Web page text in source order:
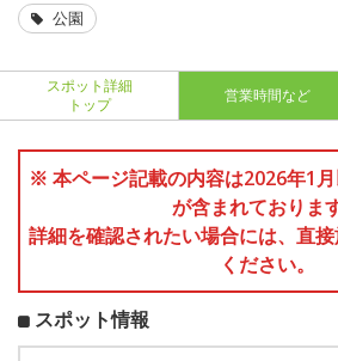
公園
スポット詳細
トップ
営業時間など
※ 本ページ記載の内容は2026年1
が含まれております
詳細を確認されたい場合には、直
ください。
スポット情報